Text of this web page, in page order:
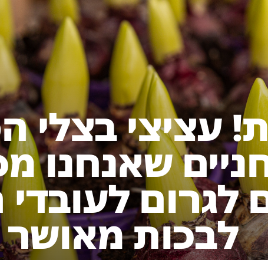
עציצי בצלי
שאנחנו
לגרום
לבכות מאושר